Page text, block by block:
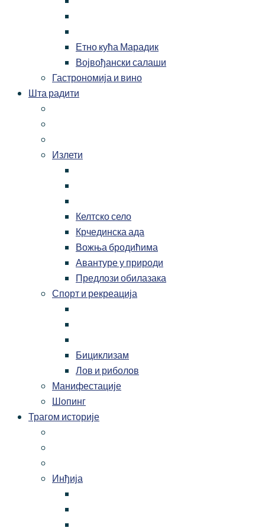
Етно кућа Марадик
Војвођански салаши
Гастрономија и вино
Шта радити
Излети
Келтско село
Крчединска ада
Вожња бродићима
Авантуре у природи
Предлози обилазака
Спорт и рекреација
Бициклизам
Лов и риболов
Манифестације
Шопинг
Трагом историје
Инђија